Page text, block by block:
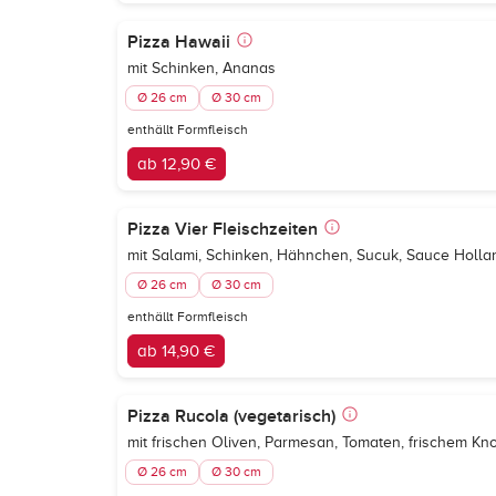
Pizza Hawaii
mit Schinken, Ananas
Ø 26 cm Ø 30 cm
enthällt Formfleisch
ab 12,90 €
Pizza Vier Fleischzeiten
mit Salami, Schinken, Hähnchen, Sucuk, Sauce
Ø 26 cm Ø 30 cm
enthällt Formfleisch
ab 14,90 €
Pizza Rucola (vegetarisch)
mit frischen Oliven, Parmesan, Tomaten, frischem
Ø 26 cm Ø 30 cm